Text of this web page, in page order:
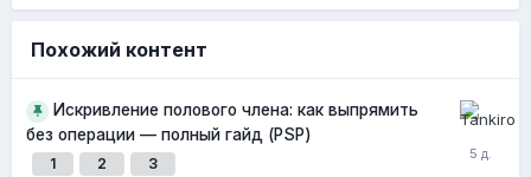
Похожий контент
Искривление полового члена: как выпрямить
без операции — полный гайд (PSP)
1 2 3